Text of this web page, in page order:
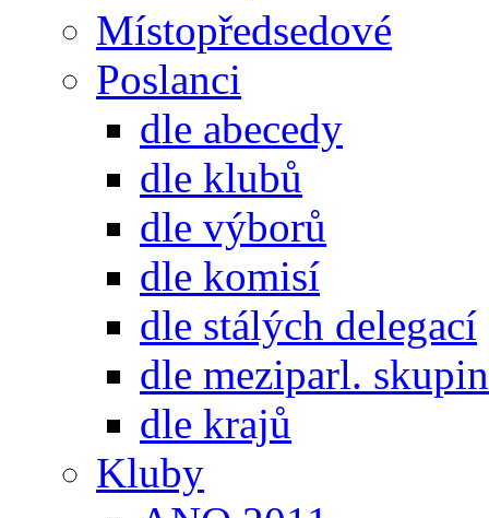
Místopředsedové
Poslanci
dle abecedy
dle klubů
dle výborů
dle komisí
dle stálých delegací
dle meziparl. skupin
dle krajů
Kluby